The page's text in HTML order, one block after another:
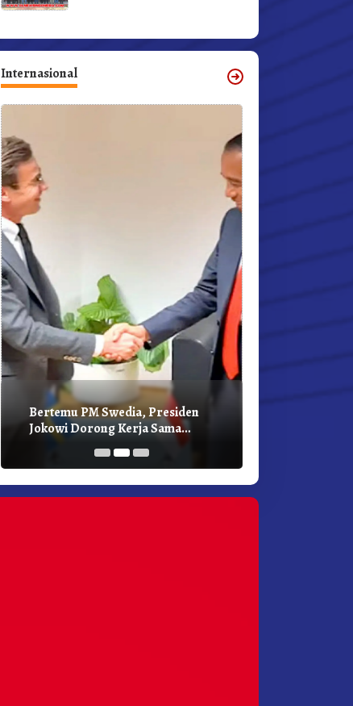
Internasional
Bertemu PM Swedia, Presiden
Jokowi Dorong Kerja Sama
Pembangunan Hijau